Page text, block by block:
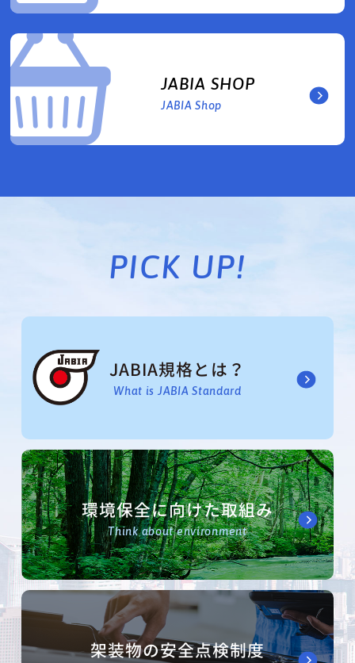
JABIA SHOP
JABIA Shop
PICK UP!
JABIA規格とは？
What is JABIA Standard
環境保全に向けた取組み
Think about environment
架装物の安全点検制度